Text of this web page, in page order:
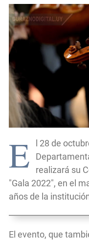
E
l 28 de
realizará su
"Gala 2022", en el
años de la
El evento, que